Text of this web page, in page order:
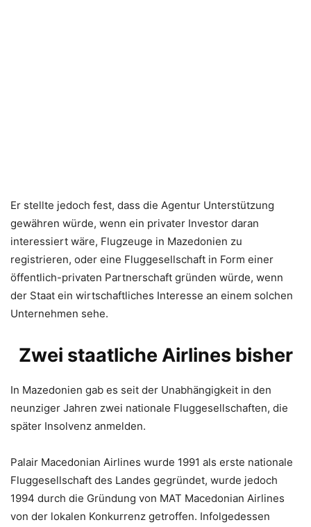
Er stellte jedoch fest, dass die Agentur Unterstützung
gewähren würde, wenn ein privater Investor daran
interessiert wäre, Flugzeuge in Mazedonien zu
registrieren, oder eine Fluggesellschaft in Form einer
öffentlich-privaten Partnerschaft gründen würde, wenn
der Staat ein wirtschaftliches Interesse an einem solchen
Unternehmen sehe.
Zwei staatliche Airlines bisher
In Mazedonien gab es seit der Unabhängigkeit in den
neunziger Jahren zwei nationale Fluggesellschaften, die
später Insolvenz anmelden.
Palair Macedonian Airlines wurde 1991 als erste nationale
Fluggesellschaft des Landes gegründet, wurde jedoch
1994 durch die Gründung von MAT Macedonian Airlines
von der lokalen Konkurrenz getroffen. Infolgedessen